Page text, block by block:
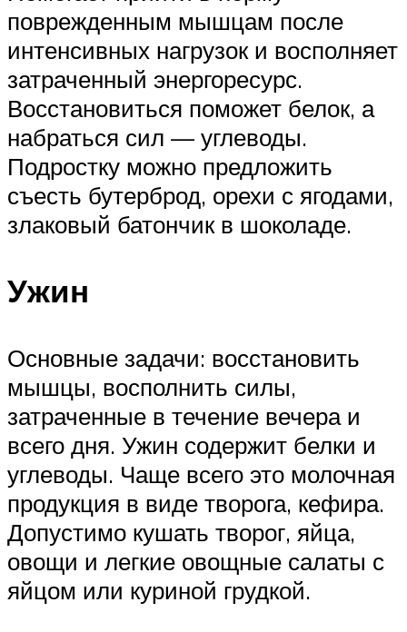
поврежденным мышцам после
интенсивных нагрузок и восполняет
затраченный энергоресурс.
Восстановиться поможет белок, а
набраться сил — углеводы.
Подростку можно предложить
съесть бутерброд, орехи с ягодами,
злаковый батончик в шоколаде.
Ужин
Основные задачи: восстановить
мышцы, восполнить силы,
затраченные в течение вечера и
всего дня. Ужин содержит белки и
углеводы. Чаще всего это молочная
продукция в виде творога, кефира.
Допустимо кушать творог, яйца,
овощи и легкие овощные салаты с
яйцом или куриной грудкой.